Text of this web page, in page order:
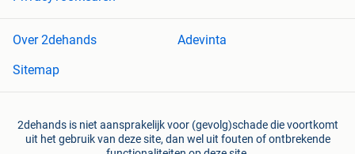
Over 2dehands
Adevinta
Sitemap
2dehands is niet aansprakelijk voor (gevolg)schade die voortkomt
uit het gebruik van deze site, dan wel uit fouten of ontbrekende